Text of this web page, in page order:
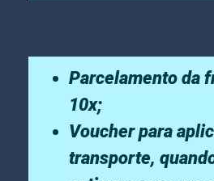
Parcelamento da
10x;
Voucher para
transporte,